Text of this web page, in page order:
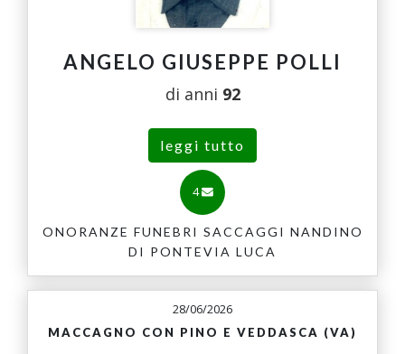
ANGELO GIUSEPPE POLLI
di anni 92
leggi tutto
4
ONORANZE FUNEBRI SACCAGGI NANDINO
DI PONTEVIA LUCA
28/06/2026
MACCAGNO CON PINO E VEDDASCA (VA)